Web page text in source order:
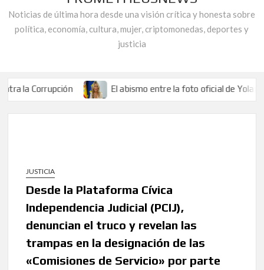
Noticias de última hora desde una visión crítica y honesta sobre
política, economía, cultura, mujer, criptomonedas, deportes y
justicia
El abismo entre la foto oficial de Yolanda Díaz
La asociación «Alianza Contra la Corrupción» responde a
JUSTICIA
Desde la Plataforma Cívica
Independencia Judicial (PCIJ),
denuncian el truco y revelan las
trampas en la designación de las
«Comisiones de Servicio» por parte